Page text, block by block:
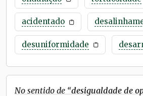
acidentado
desuniformidade
No sentido de “desigualdade de